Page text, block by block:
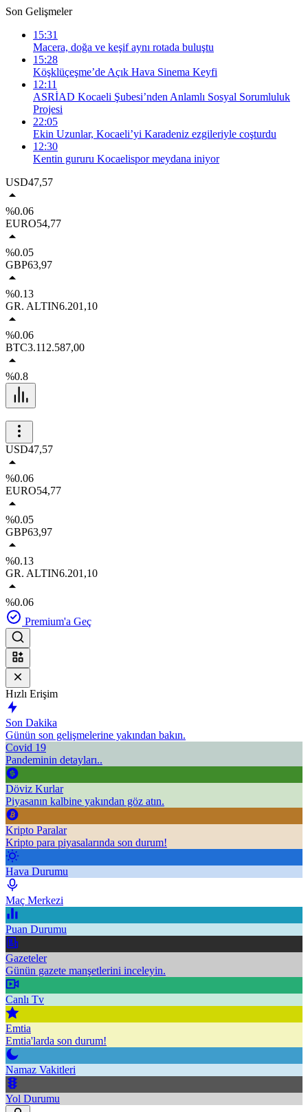
Son Gelişmeler
15:31
Macera, doğa ve keşif aynı rotada buluştu
15:28
Köşklüçeşme’de Açık Hava Sinema Keyfi
12:11
ASRİAD Kocaeli Şubesi’nden Anlamlı Sosyal Sorumluluk
Projesi
22:05
Ekin Uzunlar, Kocaeli’yi Karadeniz ezgileriyle coşturdu
12:30
Kentin gururu Kocaelispor meydana iniyor
USD47,57
%0.06
EURO54,77
%0.05
GBP63,97
%0.13
GR. ALTIN6.201,10
%0.06
BTC3.112.587,00
%0.8
USD47,57
%0.06
EURO54,77
%0.05
GBP63,97
%0.13
GR. ALTIN6.201,10
%0.06
Premium'a Geç
Hızlı Erişim
Son Dakika
Günün son gelişmelerine yakından bakın.
Covid 19
Pandeminin detayları..
Döviz Kurlar
Piyasanın kalbine yakından göz atın.
Kripto Paralar
Kripto para piyasalarında son durum!
Hava Durumu
Maç Merkezi
Puan Durumu
Gazeteler
Günün gazete manşetlerini inceleyin.
Canlı Tv
Emtia
Emtia'larda son durum!
Namaz Vakitleri
Yol Durumu